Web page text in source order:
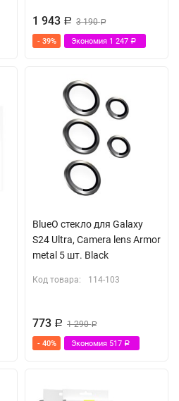
1 943 Р 3 190Р
- 39% Экономия 1 247 Р
BlueO стекло для Galaxy
S24 Ultra, Camera lens Armor
metal 5 шт. Black
Код товара: 114-103
773 Р 1 290Р
- 40% Экономия 517 Р